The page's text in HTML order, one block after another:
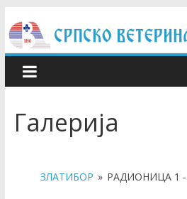
to
content
Галерија
ЗЛАТИБОР » РАДИОНИЦА 1 -